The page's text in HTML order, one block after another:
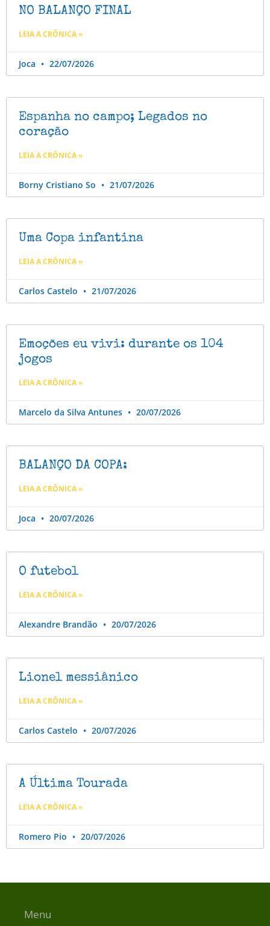
NO BALANÇO FINAL
LEIA A CRÔNICA »
Joca 22/07/2026
Espanha no campo; Legados no
coração
LEIA A CRÔNICA »
Borny Cristiano So 21/07/2026
Uma Copa infantina
LEIA A CRÔNICA »
Carlos Castelo 21/07/2026
Emoções eu vivi: durante os 104
jogos
LEIA A CRÔNICA »
Marcelo da Silva Antunes 20/07/2026
BALANÇO DA COPA:
LEIA A CRÔNICA »
Joca 20/07/2026
O futebol
LEIA A CRÔNICA »
Alexandre Brandão 20/07/2026
Lionel messiânico
LEIA A CRÔNICA »
Carlos Castelo 20/07/2026
A Última Tourada
LEIA A CRÔNICA »
Romero Pio 20/07/2026
Menu